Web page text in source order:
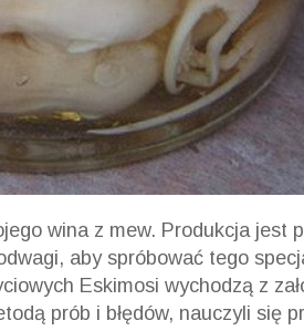
wina z mew. Produkcja jest
aby spróbować tego
Eskimosi wychodzą z
prób i błędów, nauczyli się